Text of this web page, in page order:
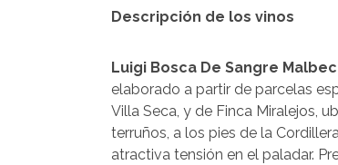
Descripción de los vinos
Luigi Bosca De Sangre
elaborado a partir de parcelas
Villa Seca, y de Finca Miralejos,
terruños, a los pies de la
atractiva tensión en el paladar.